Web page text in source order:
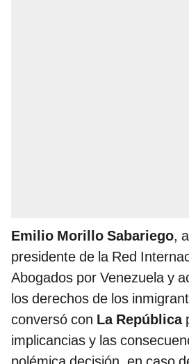
Emilio Morillo Sabariego,
presidente de la Red
Abogados por Venezuela y
los derechos de los
conversó con La República
implicancias y las